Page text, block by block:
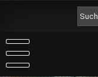
nach: